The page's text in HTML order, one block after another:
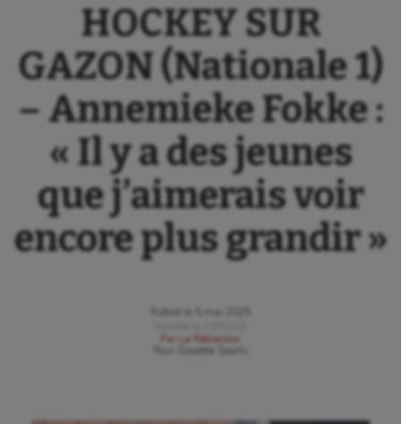
HOCKEY SUR
GAZON (Nationale 1)
– Annemieke Fokke :
« Il y a des jeunes
que j’aimerais voir
encore plus grandir »
Publié le
5 mai 2025
Par
La Rédaction
Gazette Sports